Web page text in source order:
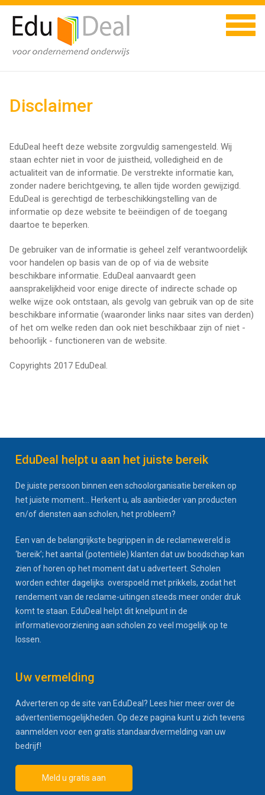
Disclaimer
EduDeal heeft deze website zorgvuldig samengesteld. Wij
staan echter niet in voor de juistheid, volledigheid en de
actualiteit van de informatie. De verstrekte informatie kan,
zonder nadere berichtgeving, te allen tijde worden gewijzigd.
EduDeal is gerechtigd de terbeschikkingstelling van de
informatie op deze website te beëindigen of de toegang
daartoe te beperken.
De gebruiker van de informatie is geheel zelf verantwoordelijk
voor handelen op basis van de op of via de website
beschikbare informatie. EduDeal aanvaardt geen
aansprakelijkheid voor enige directe of indirecte schade op
welke wijze ook ontstaan, als gevolg van gebruik van op de site
beschikbare informatie (waaronder links naar sites van derden)
of het om welke reden dan ook niet beschikbaar zijn of niet -
behoorlijk - functioneren van de website.
Copyrights 2017 EduDeal.
EduDeal helpt u aan het juiste bereik
De juiste persoon binnen een schoolorganisatie bereiken op
het juiste moment... Herkent u, als aanbieder van producten
en/of diensten aan scholen, het probleem?
Een van de belangrijkste begrippen in de reclamewereld is
‘bereik’; het aantal (potentiële) klanten dat uw boodschap kan
zien of horen op het moment dat u adverteert. Scholen
worden echter dagelijks overspoeld met prikkels, zodat het
rendement van de reclame-uitingen steeds meer onder druk
komt te staan. EduDeal helpt dit knelpunt in de
informatievoorziening aan scholen zo veel mogelijk op te
lossen.
Uw vermelding
Adverteren op de site van EduDeal? Lees hier meer over de
advertentiemogelijkheden. Op deze pagina kunt u zich tevens
aanmelden voor een gratis standaardvermelding van uw
bedrijf!
Meld u gratis aan